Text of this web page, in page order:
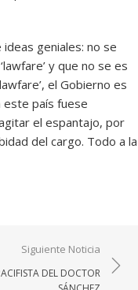
geniales: no se
y que no se es
el Gobierno es
este país fuese
el espantajo, por
del cargo. Todo a la
Siguiente Noticia
DEL DOCTOR